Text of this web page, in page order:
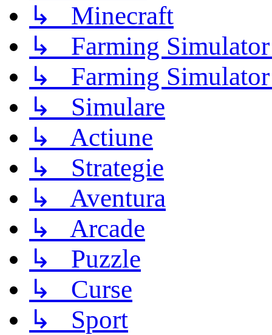
↳ Minecraft
↳ Farming
↳ Farming
↳ Simulare
↳ Actiune
↳ Strategie
↳ Aventura
↳ Arcade
↳ Puzzle
↳ Curse
↳ Sport